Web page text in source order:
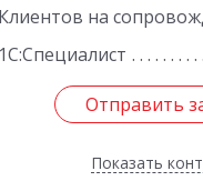
Клиентов на
1С:Специалист
Отправить
Показать
Отправить
Назад